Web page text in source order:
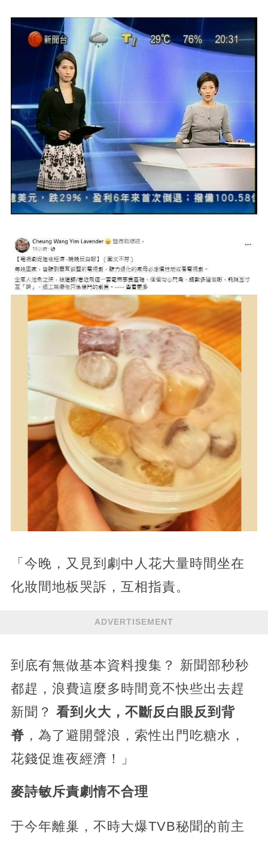
「今晚，又見到劇中人花大量時間坐在
化妝間地板哭訴，互相指責。
ADVERTISEMENT
到底有無做基本資料搜集？ 新聞部秒秒
都趕，浪費這麼多時間竟不快些出去趕
新聞？ 看到火大，不斷反白眼反到背
脊 ，為了避開聲浪，索性出門吃糖水，
花錢促進夜經濟！」
麥詩敏斥責劇情不合理
于今年離巢，不時大爆TVB秘聞的前主